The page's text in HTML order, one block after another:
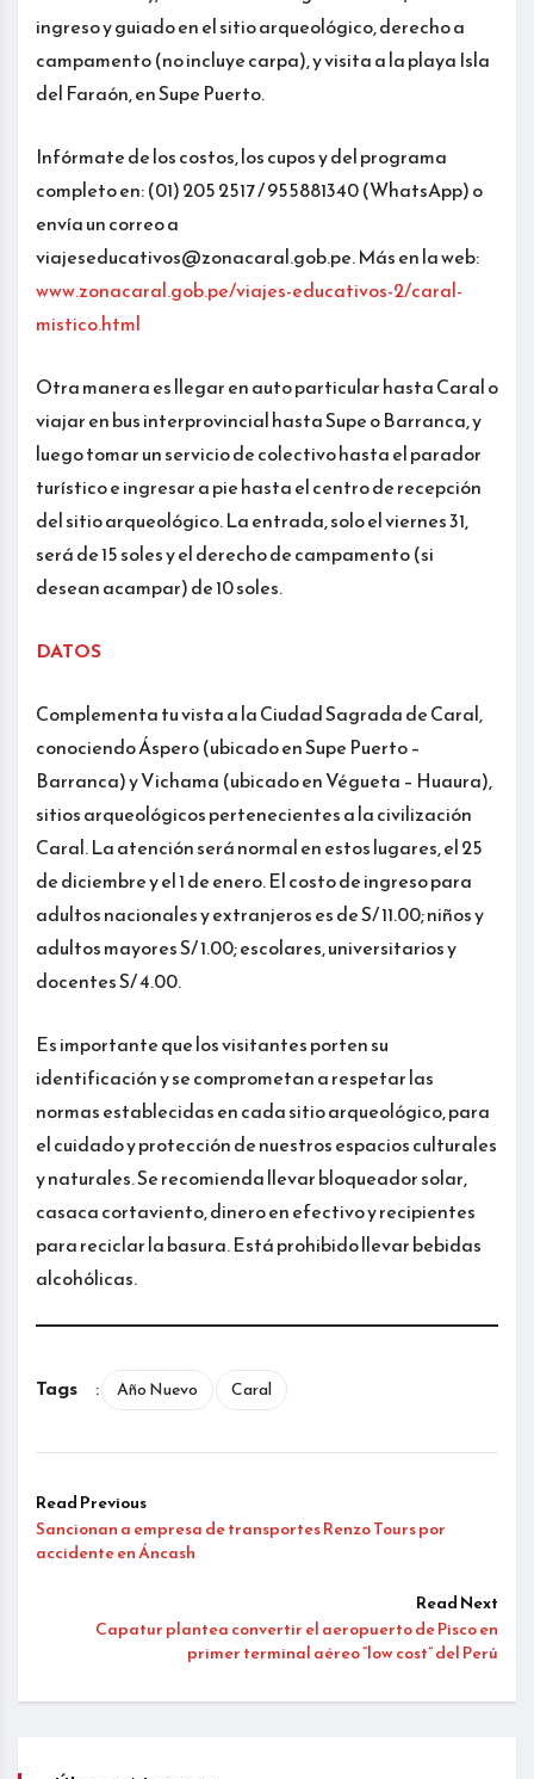
ingreso y guiado en el sitio arqueológico, derecho a
campamento (no incluye carpa), y visita a la playa Isla
del Faraón, en Supe Puerto.
Infórmate de los costos, los cupos y del programa
completo en: (01) 205 2517 / 955881340 (WhatsApp) o
envía un correo a
viajeseducativos@zonacaral.gob.pe. Más en la web:
www.zonacaral.gob.pe/viajes-educativos-2/caral-
mistico.html
Otra manera es llegar en auto particular hasta Caral o
viajar en bus interprovincial hasta Supe o Barranca, y
luego tomar un servicio de colectivo hasta el parador
turístico e ingresar a pie hasta el centro de recepción
del sitio arqueológico. La entrada, solo el viernes 31,
será de 15 soles y el derecho de campamento (si
desean acampar) de 10 soles.
DATOS
Complementa tu vista a la Ciudad Sagrada de Caral,
conociendo Áspero (ubicado en Supe Puerto –
Barranca) y Vichama (ubicado en Végueta – Huaura),
sitios arqueológicos pertenecientes a la civilización
Caral. La atención será normal en estos lugares, el 25
de diciembre y el 1 de enero. El costo de ingreso para
adultos nacionales y extranjeros es de S/ 11.00; niños y
adultos mayores S/ 1.00; escolares, universitarios y
docentes S/ 4.00.
Es importante que los visitantes porten su
identificación y se comprometan a respetar las
normas establecidas en cada sitio arqueológico, para
el cuidado y protección de nuestros espacios culturales
y naturales. Se recomienda llevar bloqueador solar,
casaca cortaviento, dinero en efectivo y recipientes
para reciclar la basura. Está prohibido llevar bebidas
alcohólicas.
Tags : Año Nuevo Caral
Read Previous
Sancionan a empresa de transportes Renzo Tours por
accidente en Áncash
Read Next
Capatur plantea convertir el aeropuerto de Pisco en
primer terminal aéreo “low cost” del Perú